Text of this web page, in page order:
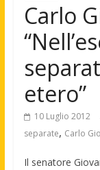
Carlo
etero”
10 Luglio 2012
separate, Carlo
Il senatore